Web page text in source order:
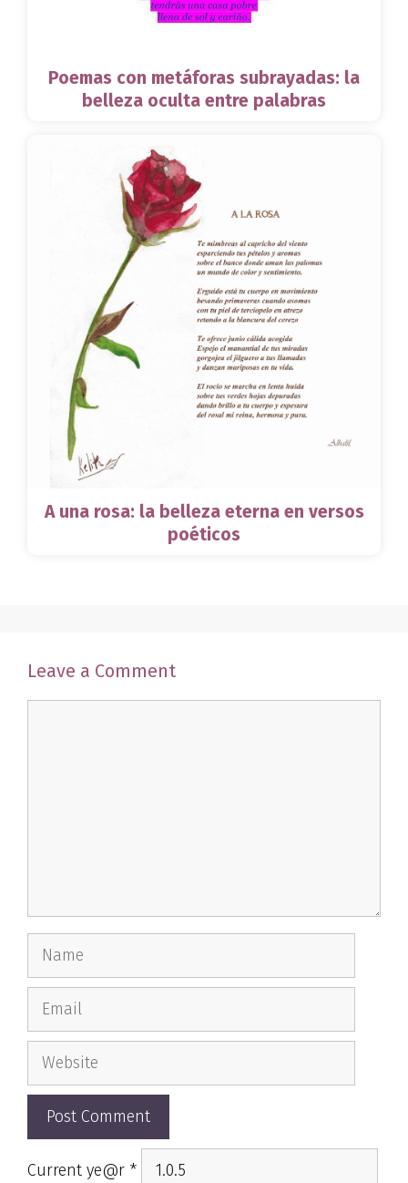
Poemas con metáforas subrayadas: la
belleza oculta entre palabras
A una rosa: la belleza eterna en versos
poéticos
Leave a Comment
Name
Email
Website
Current ye@r *